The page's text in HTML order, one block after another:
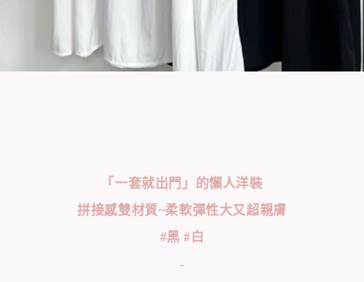
「一套就出門」的懶人洋裝
拼接感雙材質~柔軟彈性大又超親膚
#黑 #白
-